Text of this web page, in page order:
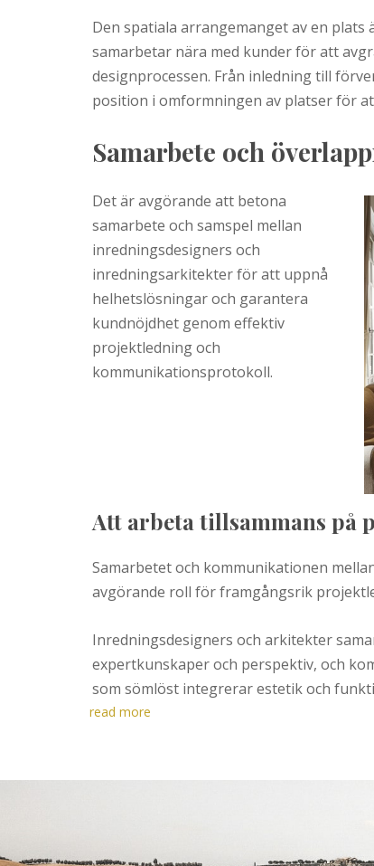
Den spatiala arrangemanget av en
samarbetar nära med kunder för att
designprocessen. Från inledning till
position i omformningen av platser för
Samarbete och
Det är avgörande att betona
samarbete och samspel mellan
inredningsdesigners och
inredningsarkitekter för att uppnå
helhetslösningar och garantera
kundnöjdhet genom effektiv
projektledning och
kommunikationsprotokoll.
Att arbeta tillsammans på
Samarbetet och kommunikationen
avgörande roll för framgångsrik
Inredningsdesigners och arkitekter
expertkunskaper och perspektiv, och
som sömlöst integrerar estetik och
read more